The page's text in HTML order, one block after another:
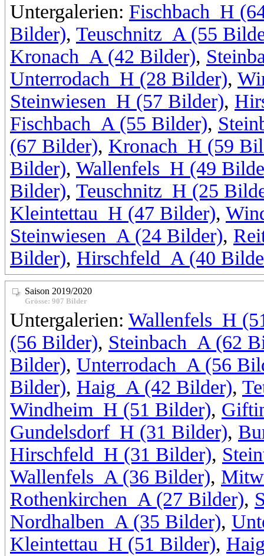
Untergalerien: Fischbach_H
Bilder), Teuschnitz_A (55
Kronach_A (42 Bilder),
Unterrodach_H (28 Bilder),
Steinwiesen_H (57 Bilder),
Fischbach_A (55 Bilder),
(67 Bilder), Kronach_H (59
Bilder), Wallenfels_H (49
Bilder), Teuschnitz_H (25
Kleintettau_H (47 Bilder),
Steinwiesen_A (24 Bilder),
Bilder), Hirschfeld_A (40
Saison 2019/2020
Grösse: 907 Bilder
Untergalerien: Wallenfels_H
(56 Bilder), Steinbach_A (62
Bilder), Unterrodach_A (56
Bilder), Haig_A (42 Bilder),
Windheim_H (51 Bilder),
Gundelsdorf_H (31 Bilder),
Hirschfeld_H (31 Bilder),
Wallenfels_A (36 Bilder),
Rothenkirchen_A (27 Bilder),
Nordhalben_A (35 Bilder),
Kleintettau_H (51 Bilder),